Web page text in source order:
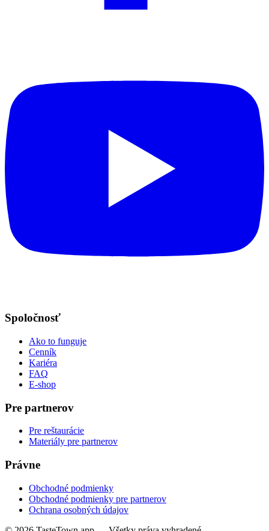
Spoločnosť
Ako to funguje
Cenník
Kariéra
FAQ
E-shop
Pre partnerov
Pre reštaurácie
Materiály pre partnerov
Právne
Obchodné podmienky
Obchodné podmienky pre partnerov
Ochrana osobných údajov